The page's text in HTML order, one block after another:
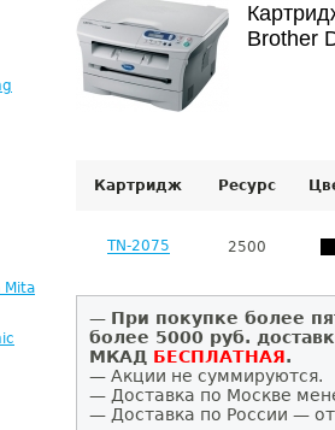
Mita
Brother
Картридж Ресурс
TN-2075 2500
— При покупке более
более 5000 руб.
МКАД БЕСПЛАТНАЯ.
— Акции не суммируются.
— Доставка по Москве
— Доставка по России —